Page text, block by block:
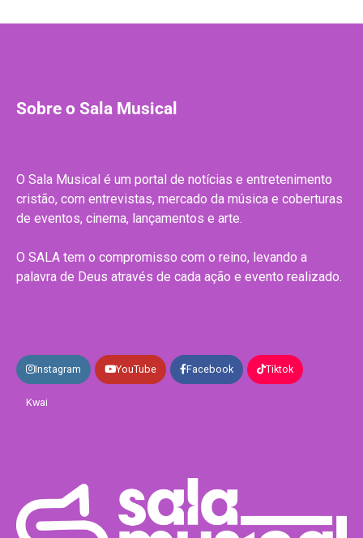
Sobre o Sala Musical
O Sala Musical é um portal de notícias e entretenimento
cristão, com entrevistas, mercado da música e coberturas
de eventos, cinema, lançamentos e arte.
O SALA tem o compromisso com o reino, levando a
palavra de Deus através de cada ação e evento realizado.
Instagram YouTube Facebook Tiktok
Kwai